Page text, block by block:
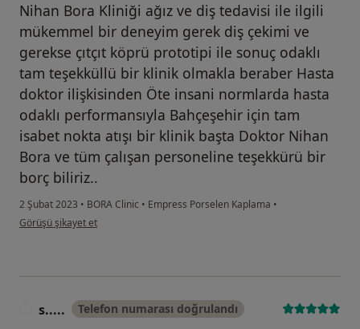
Nihan Bora Kliniği ağız ve diş tedavisi ile ilgili
mükemmel bir deneyim gerek diş çekimi ve
gerekse çıtçıt köprü prototipi ile sonuç odaklı
tam teşekküllü bir klinik olmakla beraber Hasta
doktor ilişkisinden Öte insani normlarda hasta
odaklı performansıyla Bahçeşehir için tam
isabet nokta atışı bir klinik başta Doktor Nihan
Bora ve tüm çalışan personeline teşekkürü bir
borç biliriz..
2 Şubat 2023 • BORA Clinic • Empress Porselen Kaplama •
kullanıcının görüşüne göre se...e
Görüşü şikayet et
s..... Telefon numarası doğrulandı